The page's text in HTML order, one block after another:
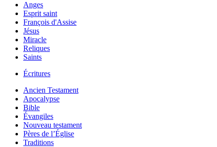
Anges
Esprit saint
François d'Assise
Jésus
Miracle
Reliques
Saints
Écritures
Ancien Testament
Apocalypse
Bible
Évangiles
Nouveau testament
Pères de l’Église
Traditions